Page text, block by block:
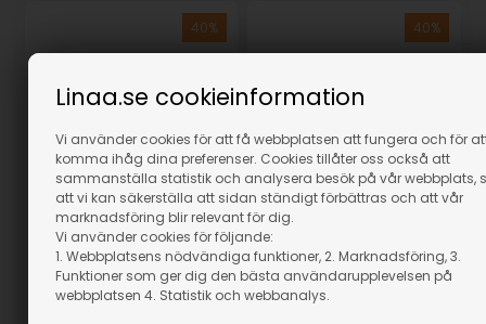
Linaa.se cookieinformation
Vi använder cookies för att få webbplatsen att fungera och för
komma ihåg dina preferenser. Cookies tillåter oss också att
sammanställa statistik och analysera besök på vår webbplats,
att vi kan säkerställa att sidan ständigt förbättras och att vår
marknadsföring blir relevant för dig.
Vi använder cookies för följande:
1. Webbplatsens nödvändiga funktioner, 2. Marknadsföring, 3.
Funktioner som ger dig den bästa användarupplevelsen på
webbplatsen 4. Statistik och webbanalys.
Model Color Black Blank
I lager
59,00
Model Color Carmine Red
I lager
59,00